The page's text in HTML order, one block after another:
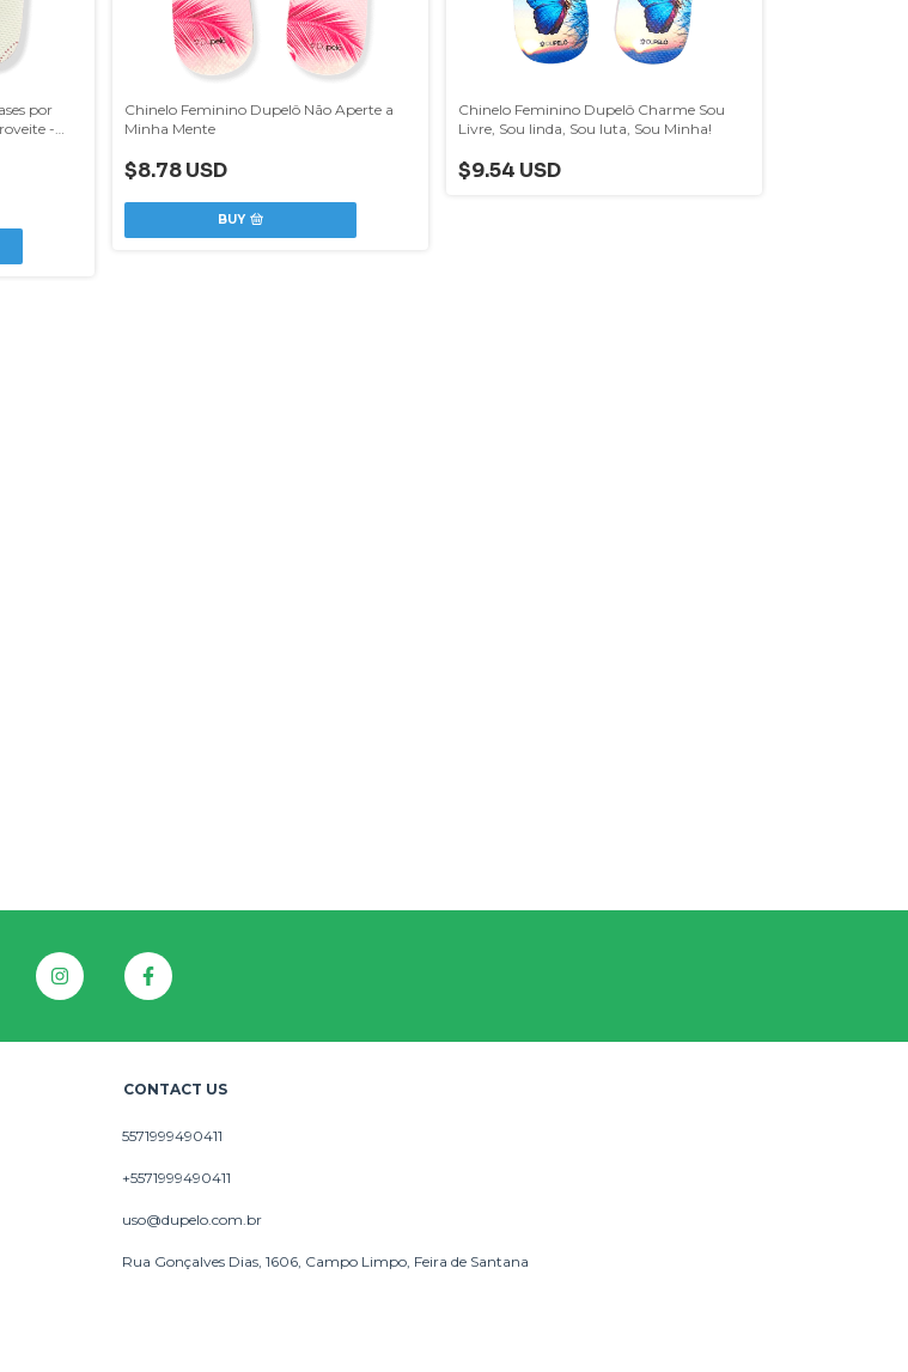
por
-
Chinelo Feminino Dupelô Não Aperte a
Minha Mente
$8.78 USD
BUY
Chinelo Feminino Dupelô Charme Sou
Livre, Sou linda, Sou luta, Sou Minha!
$9.54 USD
CONTACT US
5571999490411
+5571999490411
uso@dupelo.com.br
Rua Gonçalves Dias, 1606, Campo Limpo, Feira de Santana